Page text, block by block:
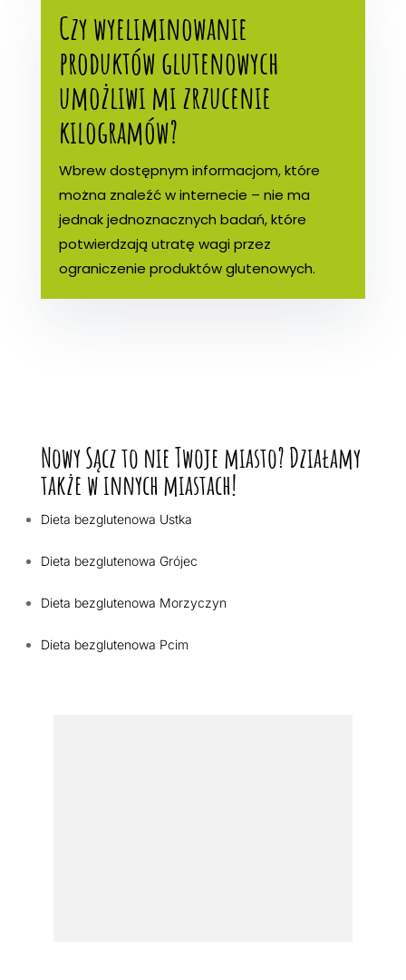
Czy wyeliminowanie
produktów glutenowych
umożliwi mi zrzucenie
kilogramów?
Wbrew dostępnym informacjom, które
można znaleźć w internecie – nie ma
jednak jednoznacznych badań, które
potwierdzają utratę wagi przez
ograniczenie produktów glutenowych.
Nowy Sącz to nie Twoje miasto? Działamy
także w innych miastach!
Dieta bezglutenowa Ustka
Dieta bezglutenowa Grójec
Dieta bezglutenowa Morzyczyn
Dieta bezglutenowa Pcim